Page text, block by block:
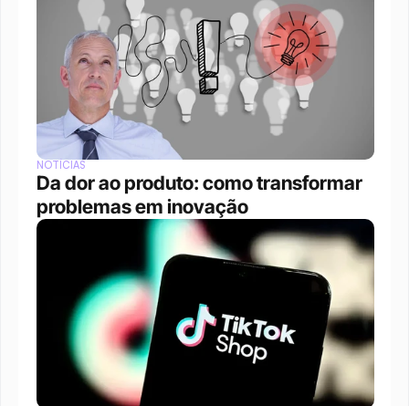
NOTÍCIAS
Da dor ao produto: como transformar
problemas em inovação